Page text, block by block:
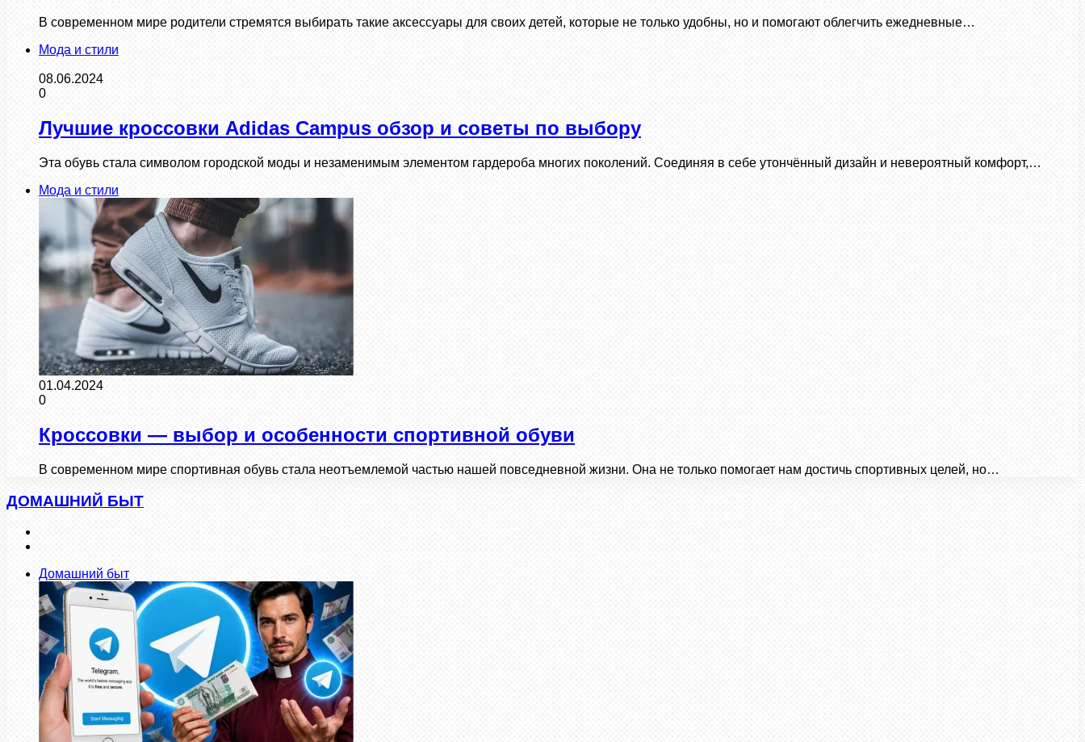
В современном мире родители стремятся выбирать такие аксессуары для своих детей, которые не только удобны, но и помогают облегчить ежедневные…
Мода и стили
08.06.2024
0
Лучшие кроссовки Adidas Campus обзор и советы по выбору
Эта обувь стала символом городской моды и незаменимым элементом гардероба многих поколений. Соединяя в себе утончённый дизайн и невероятный комфорт,…
Мода и стили
01.04.2024
0
Кроссовки — выбор и особенности спортивной обуви
В современном мире спортивная обувь стала неотъемлемой частью нашей повседневной жизни. Она не только помогает нам достичь спортивных целей, но…
ДОМАШНИЙ БЫТ
Домашний быт